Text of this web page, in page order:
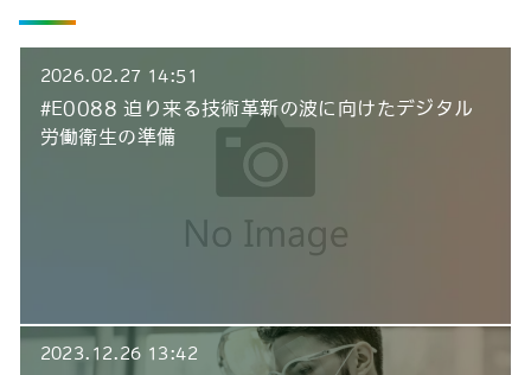
2026.02.27 14:51
#E0088 迫り来る技術革新の波に向けたデジタル
労働衛生の準備
2023.12.26 13:42